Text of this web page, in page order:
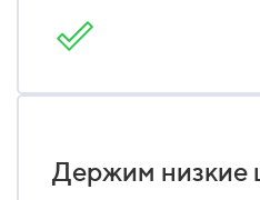
Держим низкие